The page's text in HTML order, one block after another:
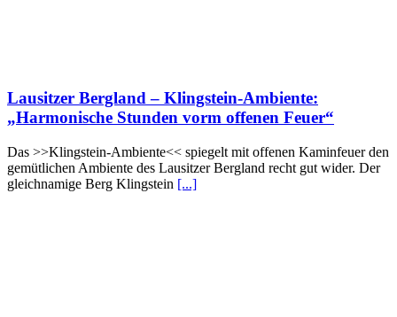
Lausitzer Bergland – Klingstein-Ambiente:
„Harmonische Stunden vorm offenen Feuer“
Das >>Klingstein-Ambiente<< spiegelt mit offenen Kaminfeuer den
gemütlichen Ambiente des Lausitzer Bergland recht gut wider. Der
gleichnamige Berg Klingstein [...]